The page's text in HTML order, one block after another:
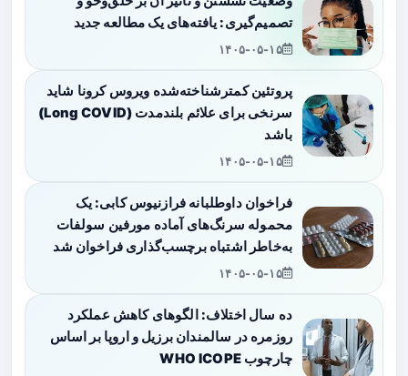
تصمیم‌گیری: یافته‌های یک مطالعه جدید
۱۴۰۵-۰۵-۱۵
پروتئین کمترشناخته‌شده ویروس کرونا شاید
سرنخی برای علائم بلندمدت (Long COVID)
باشد
۱۴۰۵-۰۵-۱۵
فراخوان داوطلبانه فرازنیوس کابی: یک
محموله سرنگ‌های آماده مورفین سولفات
به‌خاطر اشتباه برچسب‌گذاری فراخوان شد
۱۴۰۵-۰۵-۱۵
ده سال اختلاف: الگوهای کاهش عملکرد
روزمره در سالمندان برزیل و اروپا بر اساس
چارچوب WHO ICOPE